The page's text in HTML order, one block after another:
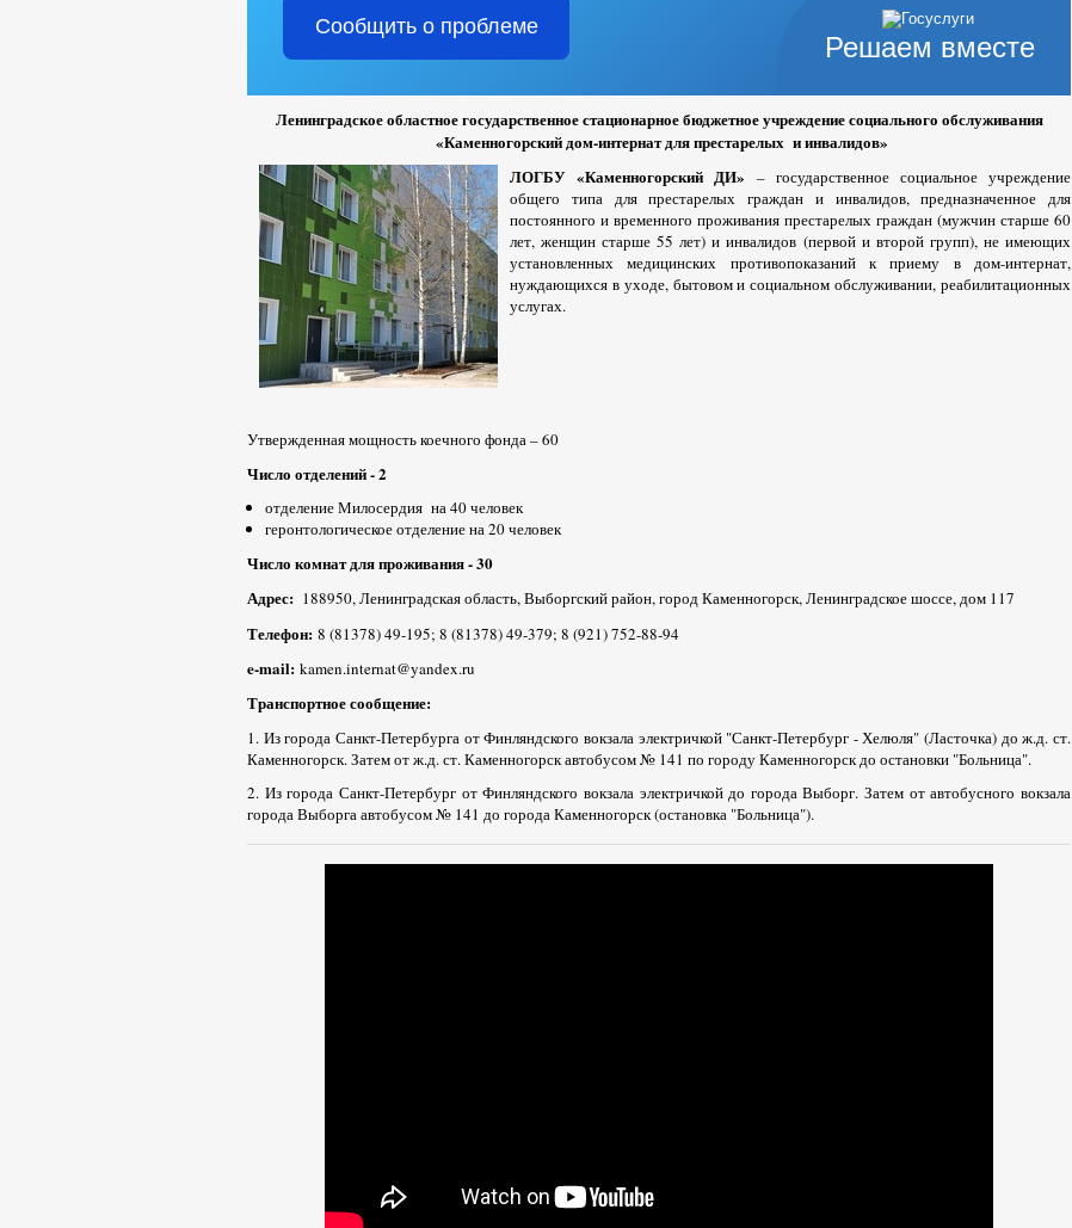
Решаем вместе
Сообщить о проблеме
Ленинградское областное государственное стационарное бюджетное учреждение социального обслуживания
«Каменногорский дом-интернат для престарелых и инвалидов»
ЛОГБУ «Каменногорский ДИ» – государственное социальное учреждение
общего типа для престарелых граждан и инвалидов, предназначенное для
постоянного и временного проживания престарелых граждан (мужчин старше 60
лет, женщин старше 55 лет) и инвалидов (первой и второй групп), не имеющих
установленных медицинских противопоказаний к приему в дом-интернат,
нуждающихся в уходе, бытовом и социальном обслуживании, реабилитационных
услугах.
Утвержденная мощность коечного фонда – 60
Число отделений - 2
отделение Милосердия на 40 человек
геронтологическое отделение на 20 человек
Число комнат для проживания - 30
Адрес: 188950, Ленинградская область, Выборгский район, город Каменногорск, Ленинградское шоссе, дом 117
Телефон: 8 (81378) 49-195; 8 (81378) 49-379; 8 (921) 752-88-94
e-mail: kamen.internat@yandex.ru
Транспортное сообщение:
1. Из города Санкт-Петербурга от Финляндского вокзала электричкой "Санкт-Петербург - Хелюля" (Ласточка) до ж.д. ст.
Каменногорск. Затем от ж.д. ст. Каменногорск автобусом № 141 по городу Каменногорск до остановки "Больница".
2. Из города Санкт-Петербург от Финляндского вокзала электричкой до города Выборг. Затем от автобусного вокзала
города Выборга автобусом № 141 до города Каменногорск (остановка "Больница").